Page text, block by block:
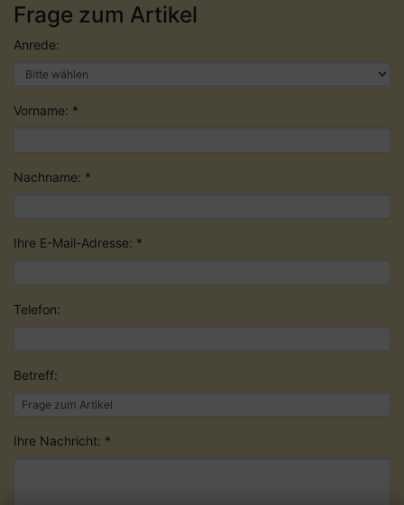
Frage zum Artikel
Anrede:
Vorname: *
Nachname: *
Ihre E-Mail-Adresse: *
Telefon:
Betreff:
Ihre Nachricht: *